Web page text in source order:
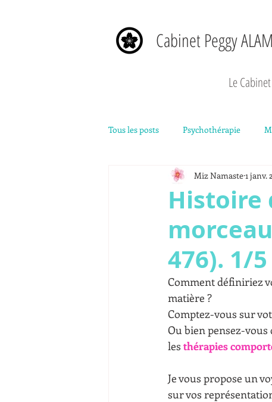
Cabinet Peggy
Le Cabinet
Tous les posts Psychothérapie
Développement personnel
Histoire
476). 1/5
Miz Namaste1 janv.
Comment définiriez
matière ?
Comptez-vous sur
Ou bien pensez-
les thérapies
Je vous propose un
sur vos